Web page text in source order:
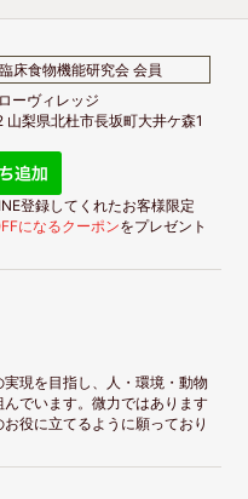
床食物機能研究会 会員
ーヴィレッジ
梨県北杜市長坂町大井ケ森1
登録してくれたお客様限定
になるクーポンをプレゼント
現を目指し、人・環境・動物
でいます。微力ではあります
役に立てるように願っており